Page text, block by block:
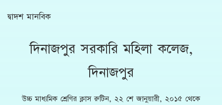
দ্বাদশ মানবিক
দিনাজপুর সরকারি মহিলা কলেজ,
দিনাজপুর
উচ্চ মাধ্যমিক শ্রেণির ক্লাস রুটিন, ২২ শে জানুয়ারী, ২০১৫ থেকে